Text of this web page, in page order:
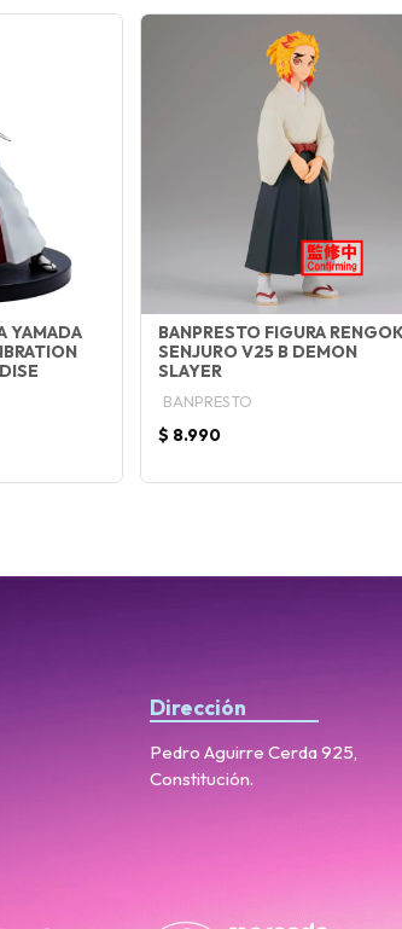
YAMADA
BANPRESTO FIGURA
SENJURO V25 B DEMON
SLAYER
BANPRESTO
$ 8.990
Dirección
Pedro Aguirre Cerda 925,
Constitución.